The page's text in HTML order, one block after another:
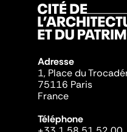
Adresse
1, Place du
75116 Paris
France
Téléphone